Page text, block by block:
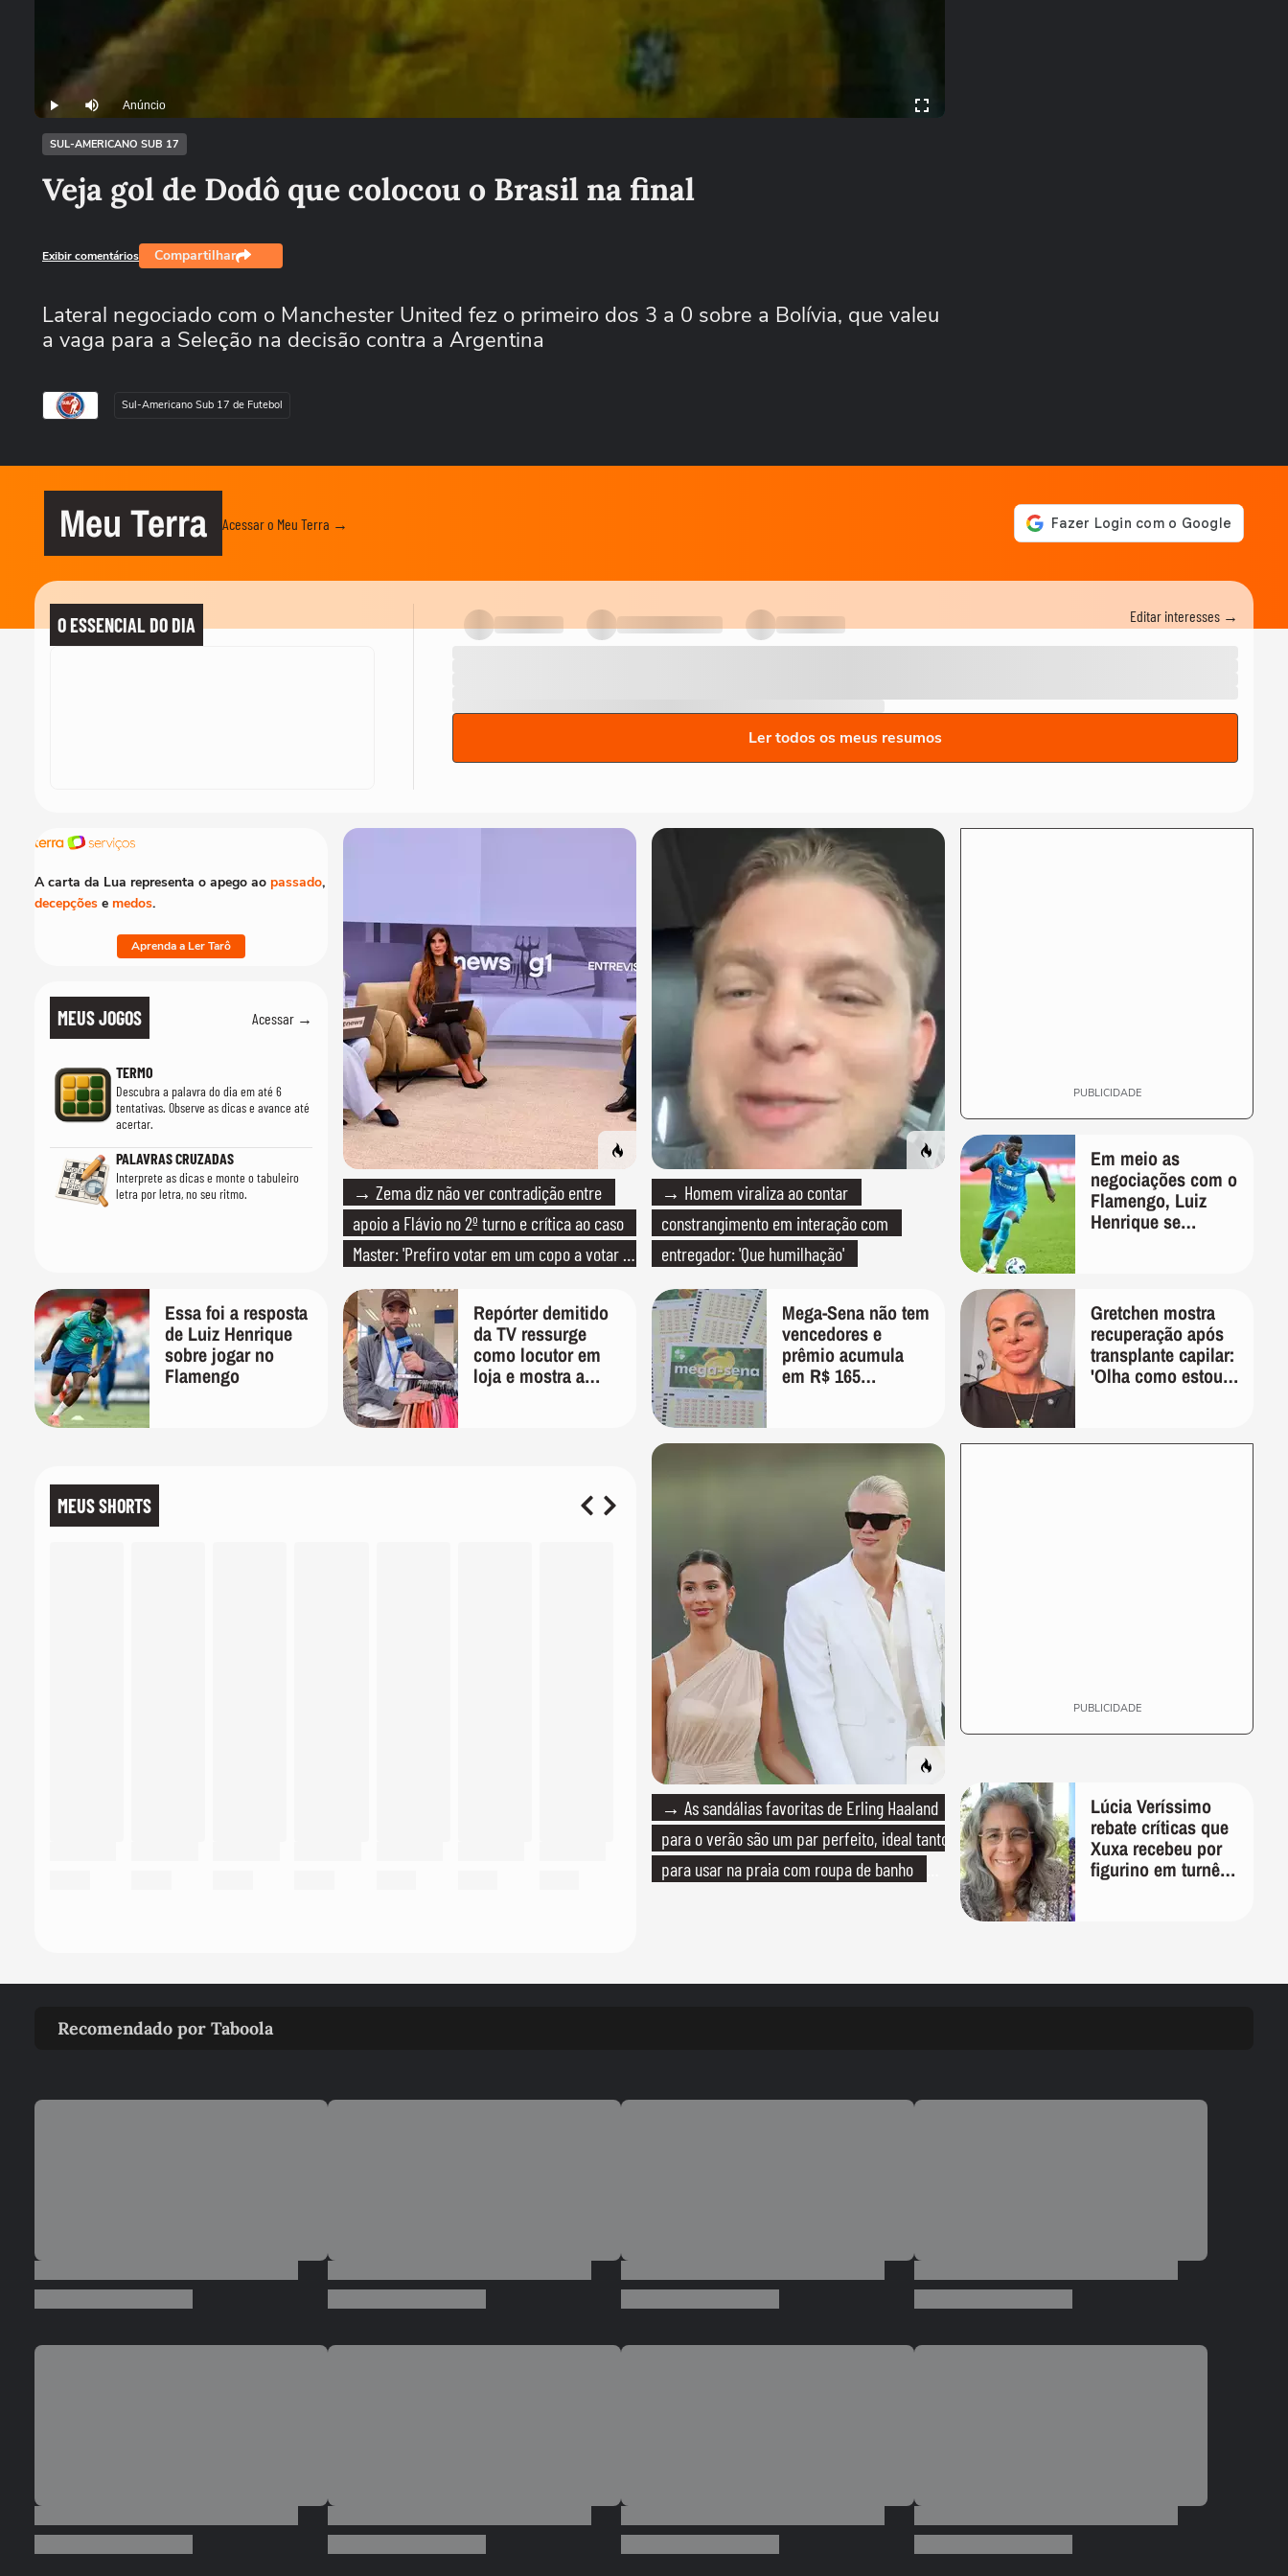
Play Mutar Anúncio
SUL-AMERICANO SUB 17
Veja gol de Dodô que colocou o Brasil na final
Exibir comentários Compartilhar
Lateral negociado com o Manchester United fez o primeiro dos 3 a 0 sobre a Bolívia, que valeu
a vaga para a Seleção na decisão contra a Argentina
Sul-Americano Sub 17 de Futebol
Meu Terra Acessar o Meu Terra →
O ESSENCIAL DO DIA Editar interesses →
Ler todos os meus resumos
MEUS JOGOS Acessar →
TERMO
Descubra a palavra do dia em até 6
tentativas. Observe as dicas e avance até
acertar.
PALAVRAS CRUZADAS
Interprete as dicas e monte o tabuleiro
letra por letra, no seu ritmo.
→ Zema diz não ver contradição entre
apoio a Flávio no 2º turno e crítica ao caso
Master: 'Prefiro votar em um copo a votar no
PT'
→ Homem viraliza ao contar
constrangimento em interação com
entregador: 'Que humilhação'
PUBLICIDADE
→ As sandálias favoritas de Erling Haaland
para o verão são um par perfeito, ideal tanto
para usar na praia com roupa de banho
Em meio as
negociações com o
Flamengo, Luiz
Henrique se
Essa foi a resposta
de Luiz Henrique
sobre jogar no
Flamengo
Repórter demitido
da TV ressurge
como locutor em
loja e mostra a
Mega-Sena não tem
vencedores e
prêmio acumula
em R$ 165
Gretchen mostra
recuperação após
transplante capilar:
'Olha como estou
MEUS SHORTS
PUBLICIDADE
A carta da Lua representa o apego ao passado,
decepções e medos.
Aprenda a Ler Tarô
Lúcia Veríssimo
rebate críticas que
Xuxa recebeu por
figurino em turnê:
Recomendado por Taboola